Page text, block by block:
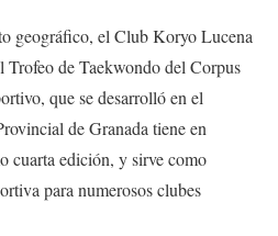
geográfico, el Club Koryo Lucena
Trofeo de Taekwondo del Corpus
que se desarrolló en el
de Granada tiene en
cuarta edición, y sirve como
para numerosos clubes